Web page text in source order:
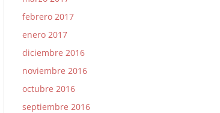
febrero 2017
enero 2017
diciembre 2016
noviembre 2016
octubre 2016
septiembre 2016